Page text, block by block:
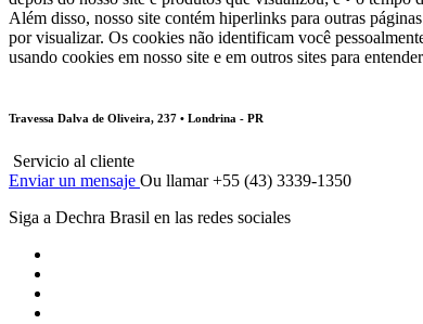
Além disso, nosso site contém hiperlinks para outras
por visualizar. Os cookies não identificam você
usando cookies em nosso site e em outros sites para
Travessa Dalva de Oliveira, 237 • Londrina - PR
Servicio al cliente
Enviar un mensaje Ou llamar +55 (43) 3339-1350
Siga a Dechra Brasil en las redes sociales